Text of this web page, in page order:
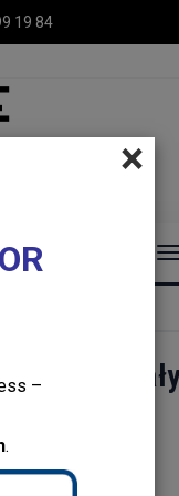
19 84
×
–
.
DOMOWE